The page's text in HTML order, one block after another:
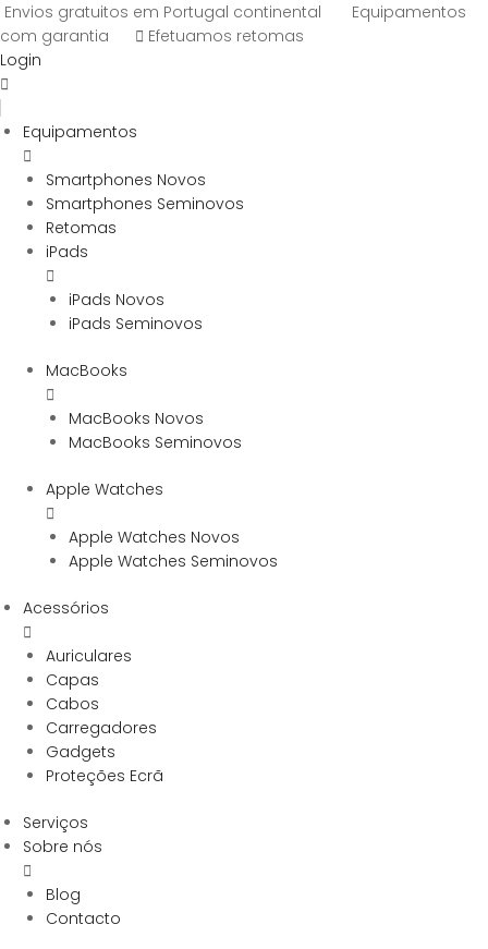
Envios gratuitos em Portugal continental
Equipamentos
com garantia
Efetuamos retomas
Login
Equipamentos
Smartphones Novos
Smartphones Seminovos
Retomas
iPads
iPads Novos
iPads Seminovos
MacBooks
MacBooks Novos
MacBooks Seminovos
Apple Watches
Apple Watches Novos
Apple Watches Seminovos
Acessórios
Auriculares
Capas
Cabos
Carregadores
Gadgets
Proteções Ecrã
Serviços
Sobre nós
Blog
Contacto